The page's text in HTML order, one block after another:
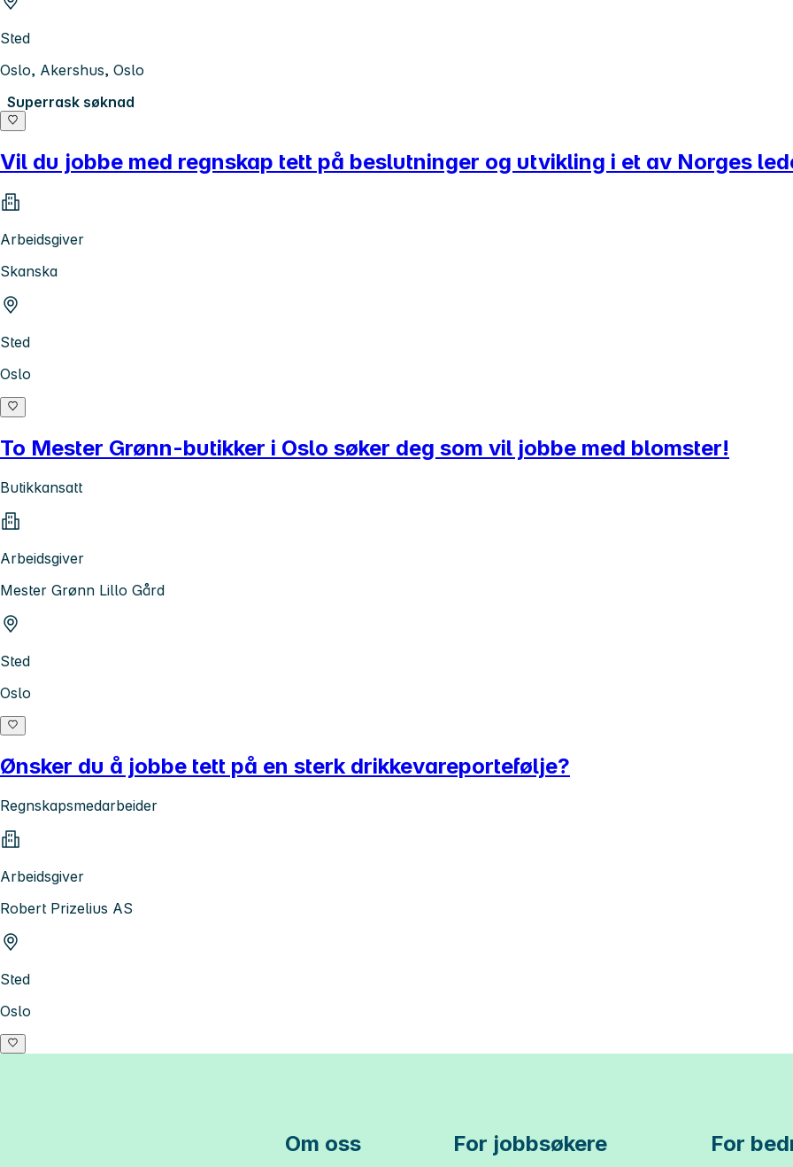
Sted
Oslo, Akershus, Oslo
Superrask søknad
Vil du jobbe med regnskap tett på beslutninger og utvikling i et av Norges
Arbeidsgiver
Skanska
Sted
Oslo
To Mester Grønn-butikker i Oslo søker deg som vil jobbe med blomster!
Butikkansatt
Arbeidsgiver
Mester Grønn Lillo Gård
Sted
Oslo
Ønsker du å jobbe tett på en sterk drikkevareportefølje?
Regnskapsmedarbeider
Arbeidsgiver
Robert Prizelius AS
Sted
Oslo
Om oss For jobbsøkere For